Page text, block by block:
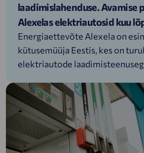
laadimislahenduse. Avamise
Alexelas elektriautosid kuu
laadida
Energiaettevõte Alexela on
kütusemüüja Eestis, kes on
elektriautode
laadijaid. Selle olulise
ettevõte taastuvenergial
transpordilahendustele
Oma uudsete laadijate ja
tutvumiseks võimaldab Alexela